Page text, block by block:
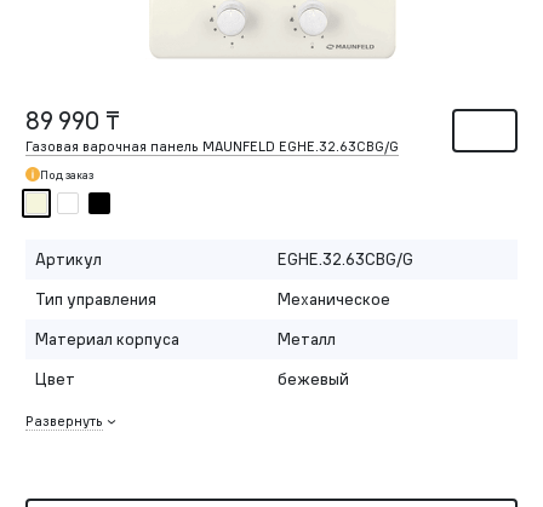
89 990 ₸
Газовая варочная панель MAUNFELD EGHE.32.63CBG/G
Под заказ
Артикул
EGHE.32.63CBG/G
Тип управления
Механическое
Материал корпуса
Металл
Цвет
бежевый
Развернуть